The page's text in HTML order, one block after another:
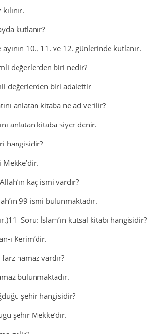
kutlanır?
10., 11. ve 12. günlerinde kutlanır.
değerlerden biri nedir?
değerlerden biri adalettir.
anlatan kitaba ne ad verilir?
anlatan kitaba siyer denir.
hangisidir?
kaç ismi vardır?
99 ismi bulunmaktadır.
Soru: İslam’ın kutsal kitabı hangisidir?
ı Kerim’dir.
namaz vardır?
bulunmaktadır.
şehir hangisidir?
şehir Mekke’dir.